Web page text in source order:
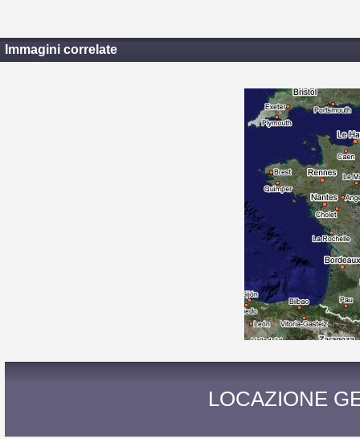
Immagini correlate
LOCAZIONE